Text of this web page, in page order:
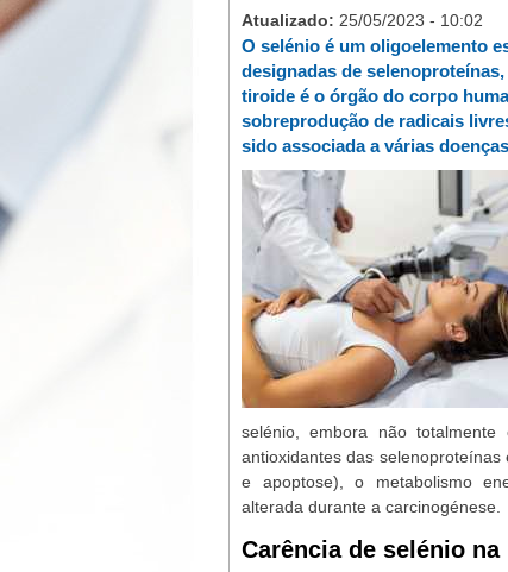
Atualizado: 25/05/2023 - 10:02
O selénio é um oligoelemento
designadas de
tiroide é o órgão do corpo
sobreprodução de radicais
sido associada a várias
selénio, embora não totalmente
antioxidantes das
e apoptose), o metabolismo
alterada durante a carcinogénese.
Carência de selénio na